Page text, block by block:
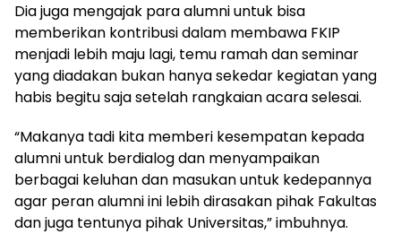
Dia juga mengajak para alumni untuk bisa
memberikan kontribusi dalam membawa FKIP
menjadi lebih maju lagi, temu ramah dan seminar
yang diadakan bukan hanya sekedar kegiatan yang
habis begitu saja setelah rangkaian acara selesai.
“Makanya tadi kita memberi kesempatan kepada
alumni untuk berdialog dan menyampaikan
berbagai keluhan dan masukan untuk kedepannya
agar peran alumni ini lebih dirasakan pihak Fakultas
dan juga tentunya pihak Universitas,” imbuhnya.